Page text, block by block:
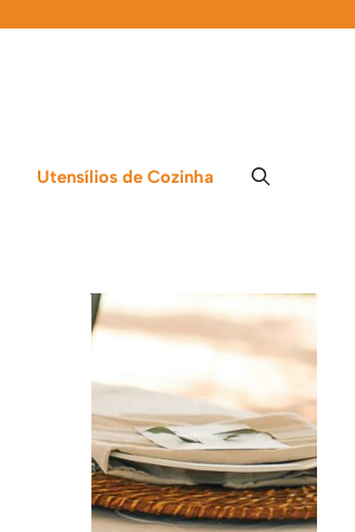
Utensílios de Cozinha